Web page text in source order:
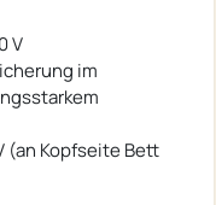
V
im
(an Kopfseite Bett